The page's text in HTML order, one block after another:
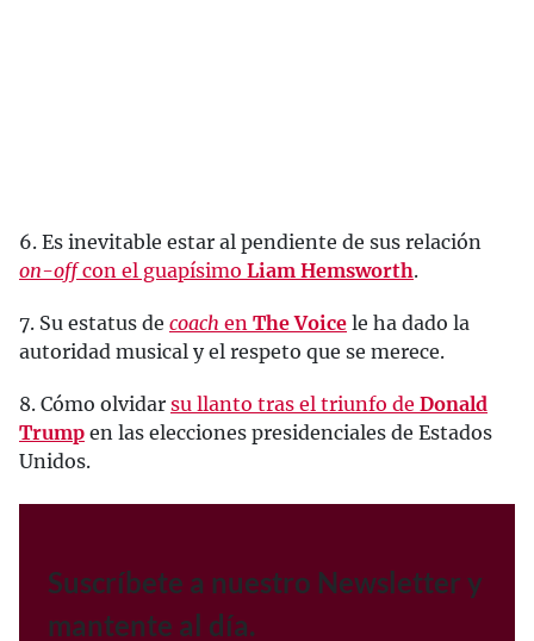
6. Es inevitable estar al pendiente de sus relación
on-offcon el guapísimo Liam Hemsworth.
7. Su estatus de coach en The Voice le ha dado la
autoridad musical y el respeto que se merece.
8. Cómo olvidar su llanto tras el triunfo de Donald
Trump en las elecciones presidenciales de Estados
Unidos.
Suscríbete a nuestro Newsletter y
mantente al día.